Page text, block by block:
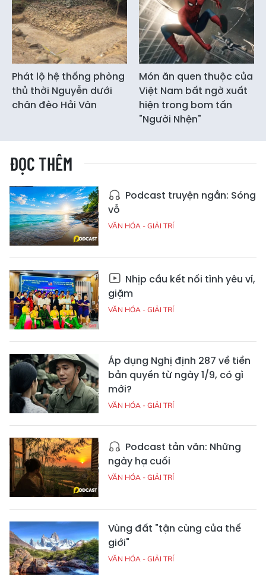
Phát lộ hệ thống phòng
thủ thời Nguyễn dưới
chân đèo Hải Vân
Món ăn quen thuộc của
Việt Nam bất ngờ xuất
hiện trong bom tấn
"Người Nhện"
ĐỌC THÊM
Podcast truyện ngắn: Sóng
vỗ
VĂN HÓA - GIẢI TRÍ
Nhịp cầu kết nối tình yêu ví,
giặm
VĂN HÓA - GIẢI TRÍ
Áp dụng Nghị định 287 về tiền
bản quyền từ ngày 1/9, có gì
mới?
VĂN HÓA - GIẢI TRÍ
Podcast tản văn: Những
ngày hạ cuối
VĂN HÓA - GIẢI TRÍ
Vùng đất "tận cùng của thế
giới"
VĂN HÓA - GIẢI TRÍ